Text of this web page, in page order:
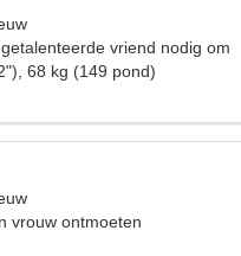
vriend nodig om
68 kg (149 pond)
vrouw ontmoeten